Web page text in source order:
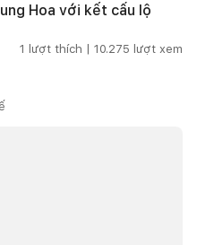
Hoa với kết cấu lộ
1 lượt thích | 10.275 lượt xem